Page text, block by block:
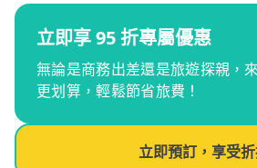
立即享 95 折專屬優惠
無論是商務出差還是旅遊探親，
更划算，輕鬆節省旅費！
立即預訂，享受